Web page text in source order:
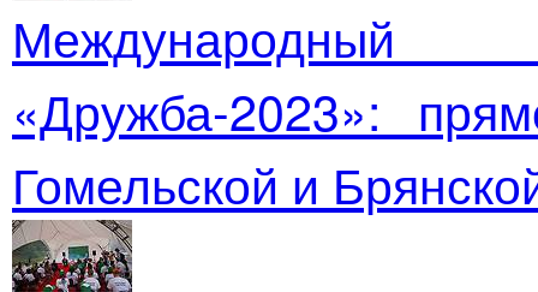
«Дружба-2023»:
Гомельской и